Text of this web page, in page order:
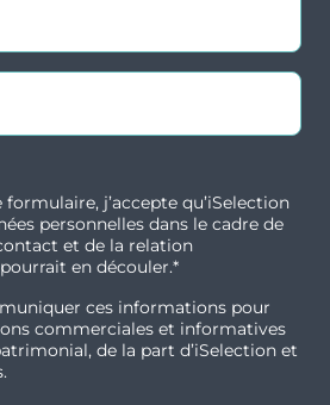
j’accepte qu’iSelection
personnelles dans le cadre de
et de la relation
en découler.*
ces informations pour
commerciales et informatives
de la part d’iSelection et